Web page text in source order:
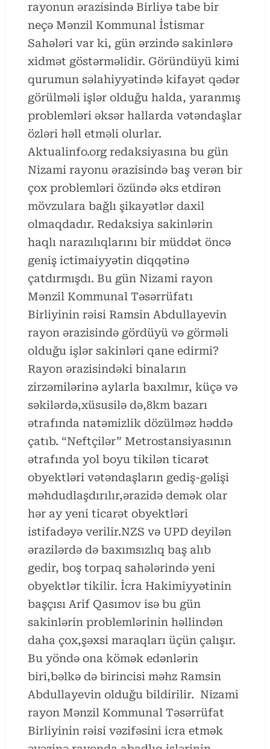
rayonun ərazisində Birliyə tabe bir
neçə Mənzil Kommunal İstismar
Sahələri var ki, gün ərzində sakinlərə
xidmət göstərməlidir. Göründüyü kimi
qurumun səlahiyyətində kifayət qədər
görülməli işlər olduğu halda, yaranmış
problemləri əksər hallarda vətəndaşlar
özləri həll etməli olurlar.
Aktualinfo.org redaksiyasına bu gün
Nizami rayonu ərazisində baş verən bir
çox problemləri özündə əks etdirən
mövzulara bağlı şikayətlər daxil
olmaqdadır. Redaksiya sakinlərin
haqlı narazılıqlarını bir müddət öncə
geniş ictimaiyyətin diqqətinə
çatdırmışdı. Bu gün Nizami rayon
Mənzil Kommunal Təsərrüfatı
Birliyinin rəisi Ramsin Abdullayevin
rayon ərazisində gördüyü və görməli
olduğu işlər sakinləri qane edirmi?
Rayon ərazisindəki binaların
zirzəmilərinə aylarla baxılmır, küçə və
səkilərdə,xüsusilə də,8km bazarı
ətrafında natəmizlik dözülməz həddə
çatıb. “Neftçilər” Metrostansiyasının
ətrafında yol boyu tikilən ticarət
obyektləri vətəndaşların gediş-gəlişi
məhdudlaşdırılır,ərazidə demək olar
hər ay yeni ticarət obyektləri
istifadəyə verilir.NZS və UPD deyilən
ərazilərdə də baxımsızlıq baş alıb
gedir, boş torpaq sahələrində yeni
obyektlər tikilir. İcra Hakimiyyətinin
başçısı Arif Qasımov isə bu gün
sakinlərin problemlərinin həllindən
daha çox,şəxsi maraqları üçün çalışır.
Bu yöndə ona kömək edənlərin
biri,bəlkə də birincisi məhz Ramsin
Abdullayevin olduğu bildirilir. Nizami
rayon Mənzil Kommunal Təsərrüfat
Birliyinin rəisi vəzifəsini icra etmək